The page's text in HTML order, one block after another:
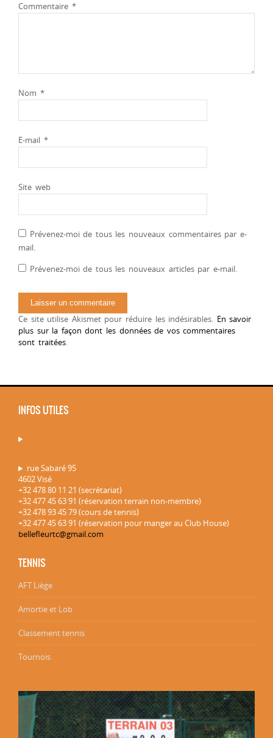
Commentaire *
Nom *
E-mail *
Site web
Prévenez-moi de tous les nouveaux commentaires par e-
mail.
Prévenez-moi de tous les nouveaux articles par e-mail.
Ce site utilise Akismet pour réduire les indésirables. En savoir
plus sur la façon dont les données de vos commentaires
sont traitées.
INFOS UTILES
rue Sabaré 95
4602 Visé
+32 478 80 11 21 (secrétariat)
+32 477 45 63 91 (réservation terrain non-membre)
+32 478 93 45 79 (cours de tennis)
+32 477 45 63 91 (réservation pour manger au Club House)
bellefleurtc@gmail.com
TENNIS
AFT Liège
Amortie et Lob
Classement tennis
Tournois